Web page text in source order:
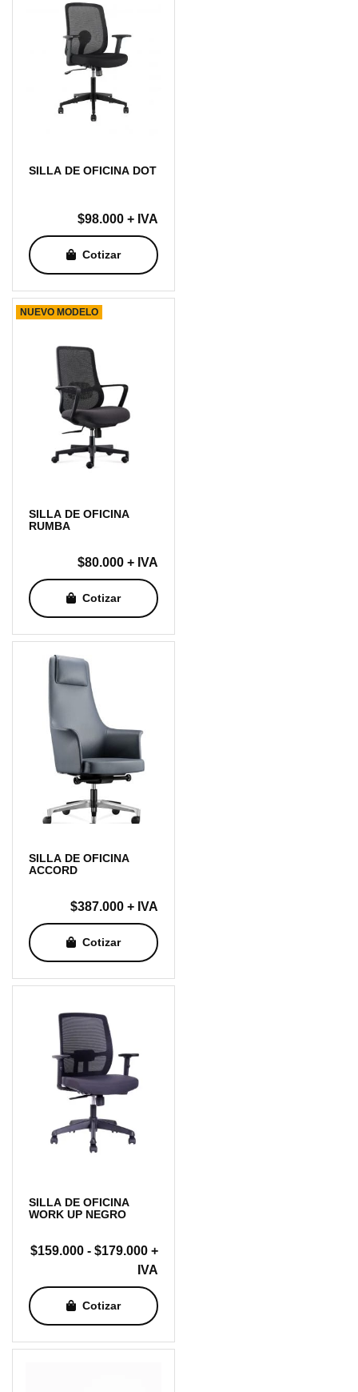
SILLA DE OFICINA DOT
$98.000 + IVA
Cotizar
SILLA DE OFICINA
RUMBA
$80.000 + IVA
NUEVO MODELO
Cotizar
SILLA DE OFICINA
ACCORD
$387.000 + IVA
Cotizar
SILLA DE OFICINA
WORK UP NEGRO
$159.000 - $179.000Rango
de
precios:
desde
$159.000
hasta
+
IVA
Cotizar